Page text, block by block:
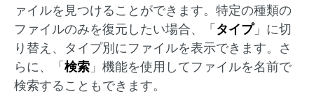
ァイルを見つけることができます。特定の種類の
ファイルのみを復元したい場合、「 タイプ」に切
り替え、タイプ別にファイルを表示できます。さ
らに、「 検索 」機能を使用してファイルを名前で
検索することもできます。